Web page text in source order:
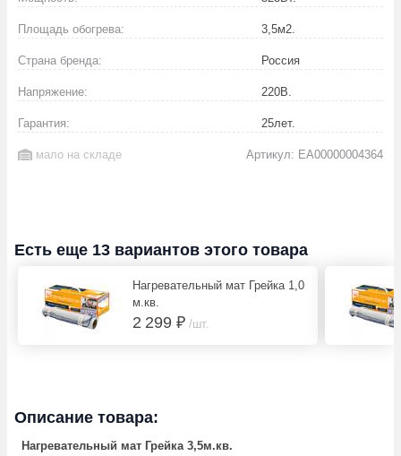
Площадь обогрева: 3,5м2.
Страна бренда: Россия
Напряжение: 220В.
Гарантия: 25лет.
мало на складе Артикул: EA00000004364
Есть еще 13 вариантов этого товара
Нагревательный мат Грейка 1,0
м.кв.
2 299 ₽ /шт.
Описание товара:
Нагревательный мат Грейка 3,5м.кв.